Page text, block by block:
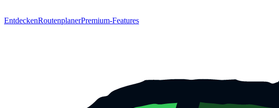
EntdeckenRoutenplanerPremium-Features